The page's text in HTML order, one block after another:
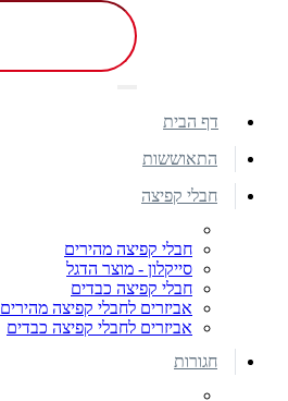
דף הבית
התאוששות
חבלי קפיצה
חבלי קפיצה מהירים
סייקלון - מוצר הדגל
חבלי קפיצה כבדים
אביזרים לחבלי קפיצה מהירים
אביזרים לחבלי קפיצה כבדים
חגורות